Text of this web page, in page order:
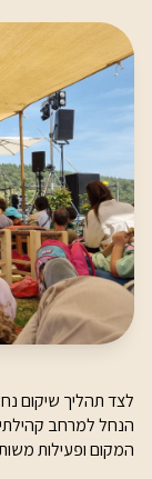
לצד תהליך שיקום
הנחל למרחב
המקום ופעילות